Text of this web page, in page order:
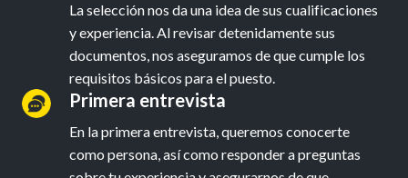
La selección nos da una idea de sus cualificaciones
y experiencia. Al revisar detenidamente sus
documentos, nos aseguramos de que cumple los
requisitos básicos para el puesto.
Primera entrevista
En la primera entrevista, queremos conocerte
como persona, así como responder a preguntas